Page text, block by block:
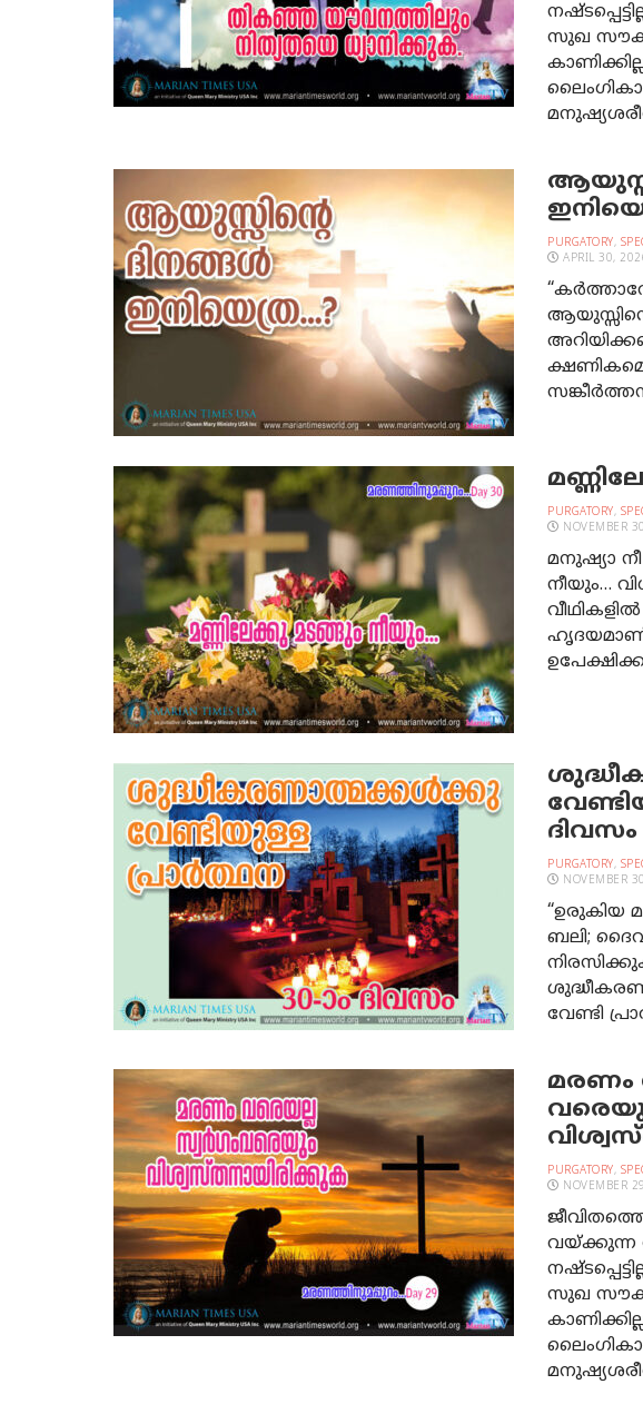
സുഖ
PURGATORY,
APRIL 30,
PURGATORY,
NOVEMBER
മനുഷ്യാ
നീയും…
ഹൃദയമാണ്.
ദിവസം
PURGATORY,
NOVEMBER
“ഉരുകിയ
ബലി;
വേണ്ടി
മരണം
PURGATORY,
NOVEMBER
വയ്ക്കുന്ന
സുഖ